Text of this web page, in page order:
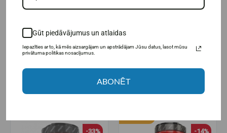
45,00€ 49,95€ 37,37€
-33% -14%
Gūt piedāvājumus un atlaidas
Iepazīties ar to, kā mēs aizsargājam un apstrādājam Jūsu datus, lasot mūsu
privātuma politikas nosacījumus.
ABONĒT